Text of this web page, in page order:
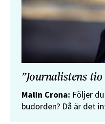
”Journalistens tio
Malin Crona: Följer
budorden? Då är det